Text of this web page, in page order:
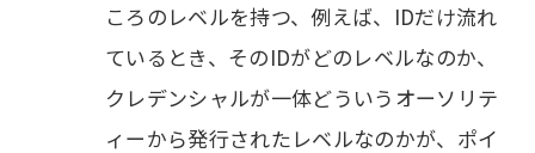
ころのレベルを持つ、例えば、IDだけ流れ
ているとき、そのIDがどのレベルなのか、
クレデンシャルが一体どういうオーソリテ
ィーから発行されたレベルなのかが、ポイ